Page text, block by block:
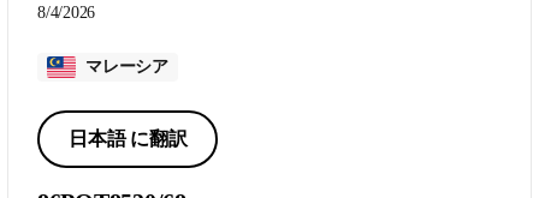
8/4/2026
マレーシア
日本語 に翻訳